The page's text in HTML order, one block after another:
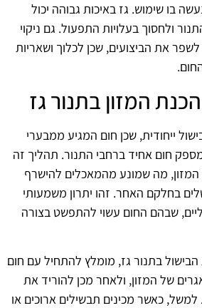
בו שימוש. גז באיכות גבוהה יכול
ולחסוך בעלויות התפעול. גם ניקוי
את הביצועים, שכן לכלוך ושאריות
המזון בתנור גז
ייחודית, שכן חום המגיע ממבערי
חום אחיד ברחבי התנור. תהליך זה
מה שמונע מהמאכלים להישרף
בחלקם האחר. זהו יתרון משמעותי
שבהם החום עשוי להתפשט בצורה
בתנור גז, מומלץ להתחיל עם חום
של המזון, ולאחר מכן להוריד את
למשל, כאשר מכינים תבשילים ארוכים או